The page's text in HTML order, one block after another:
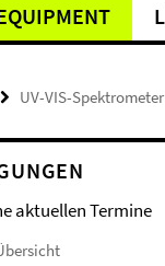
UV-VIS-Spektrometer
aktuellen Termine